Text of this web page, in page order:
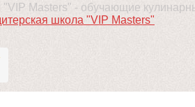
Masters" - обучающие
школа "VIP Masters"